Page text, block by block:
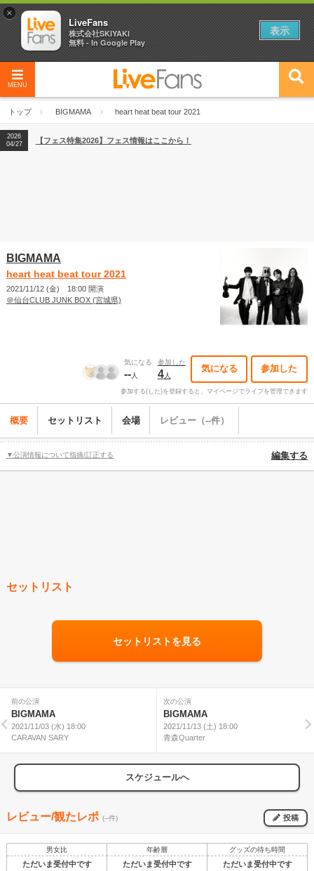
MENU
トップ BIGMAMA heart heat beat tour 2021
2026
04/27
2026
【ライブ動員ランキング】2026年上半期編発表！
2026
04/27
【フェス特集2026】フェス情報はここから！
BIGMAMA
heart heat beat tour 2021
2021/11/12 (金) 18:00 開演
＠仙台CLUB JUNK BOX (宮城県)
気になる
--人
参加した
4人
気になる 参加した
参加する(した)を登録すると、マイページでライブを管理できます
概要 セットリスト 会場 レビュー（--件）
▼公演情報について指摘/訂正する 編集する
セットリスト
セットリストを見る
前の公演
BIGMAMA
2021/11/03 (水) 18:00
CARAVAN SARY
次の公演
BIGMAMA
2021/11/13 (土) 18:00
青森Quarter
スケジュールへ
レビュー/観たレポ (--件) 投稿
男女比 年齢層 グッズの待ち時間
ただいま受付中です ただいま受付中です ただいま受付中です
×
LiveFans
株式会社SKIYAKI
無料 - In Google Play
表示